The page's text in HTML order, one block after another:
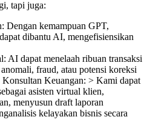
tapi juga:
Dengan kemampuan GPT,
dibantu AI, mengefisiensikan
dapat menelaah ribuan transaksi
fraud, atau potensi koreksi
Keuangan: > Kami dapat
asisten virtual klien,
menyusun draft laporan
kelayakan bisnis secara